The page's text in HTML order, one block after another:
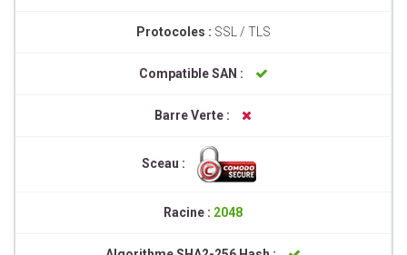
Protocoles : SSL / TLS
Compatible SAN :
Barre Verte :
Sceau :
Racine : 2048